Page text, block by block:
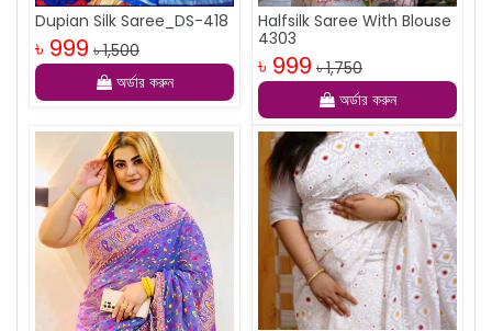
Dupian Silk Saree_DS-418
৳ 999 ৳ 1,500
অর্ডার করুন
Halfsilk Saree With Blouse
4303
৳ 999 ৳ 1,750
অর্ডার করুন